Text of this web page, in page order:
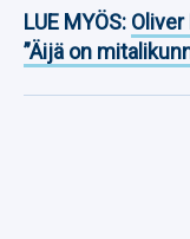
LUE MYÖS:
”Äijä on